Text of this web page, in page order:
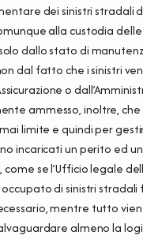
dei sinistri stradali
alla custodia
dallo stato di
dal fatto che i sinistri
o
ammesso, inoltre, che
limite e quindi per
incaricati un perito ed
se l’Ufficio legale
di sinistri stradali
mentre tutto
almeno la